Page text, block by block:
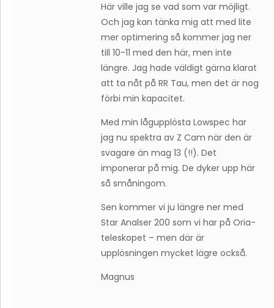
Här ville jag se vad som var möjligt.
Och jag kan tänka mig att med lite
mer optimering så kommer jag ner
till 10-11 med den här, men inte
längre. Jag hade väldigt gärna klarat
att ta nåt på RR Tau, men det är nog
förbi min kapacitet.
Med min lågupplösta Lowspec har
jag nu spektra av Z Cam när den är
svagare än mag 13 (!!). Det
imponerar på mig. De dyker upp här
så småningom.
Sen kommer vi ju längre ner med
Star Analser 200 som vi har på Oria-
teleskopet – men där är
upplösningen mycket lägre också.
Magnus